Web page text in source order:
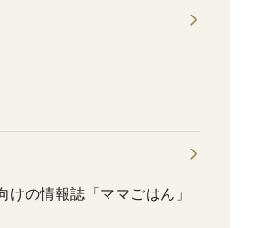
の情報誌「ママごはん」